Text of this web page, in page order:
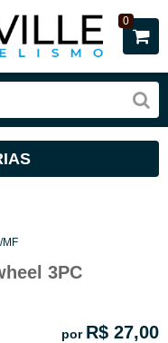
0
MF
3PC
por R$ 27,00